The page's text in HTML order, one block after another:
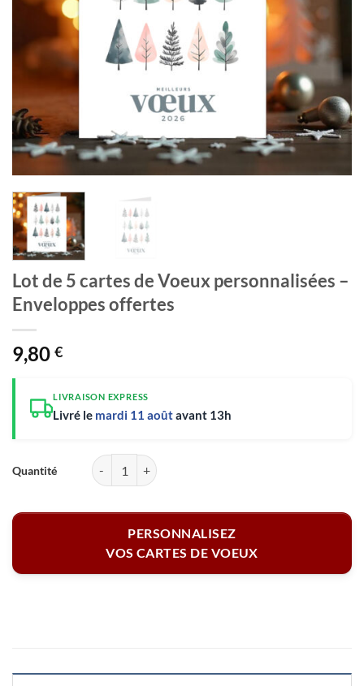
Lot de 5 cartes de Voeux personnalisées –
Enveloppes offertes
9,80 €
LIVRAISON EXPRESS
Livré le mardi 11 aoûtavant 13h
quantité de Lot de 5 cartes de Voeux personnalisées - Enveloppes
PERSONNALISEZ
VOS CARTES DE VOEUX